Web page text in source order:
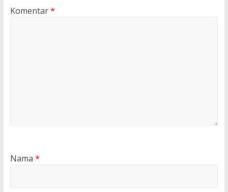
Komentar*
Nama *